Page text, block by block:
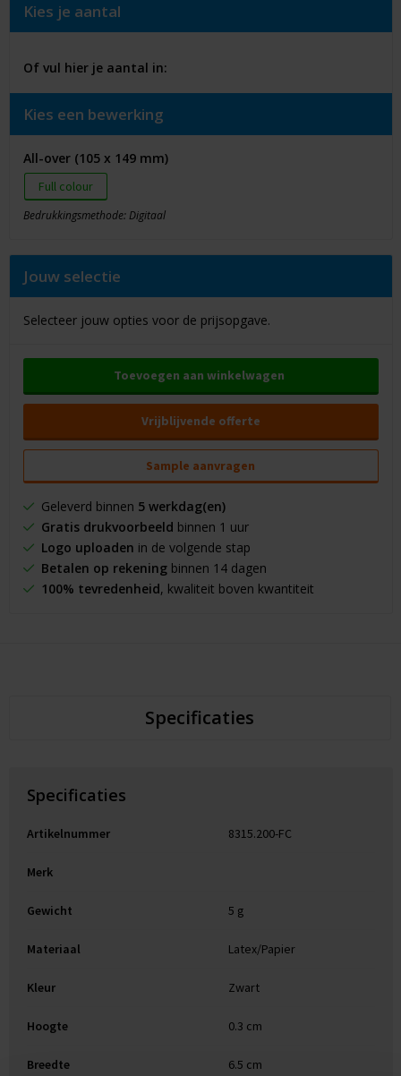
Kies je aantal
Of vul hier je aantal in:
Kies een bewerking
All-over (105 x 149 mm)
Full colour
Bedrukkingsmethode: Digitaal
Jouw selectie
Selecteer jouw opties voor de prijsopgave.
Toevoegen aan winkelwagen
Vrijblijvende offerte
Sample aanvragen
Geleverd binnen 5 werkdag(en)
Gratis drukvoorbeeld binnen 1 uur
Logo uploaden in de volgende stap
Betalen op rekeningbinnen 14 dagen
100% tevredenheid, kwaliteit boven kwantiteit
Specificaties
Specificaties
Artikelnummer 8315.200-FC
Merk
Gewicht 5 g
Materiaal Latex/Papier
Kleur Zwart
Hoogte 0.3 cm
Breedte 6.5 cm